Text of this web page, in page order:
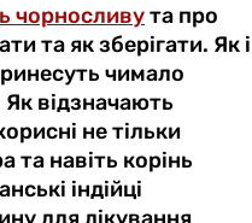
чорносливута про
та як зберігати. Як і
чимало
відзначають
не тільки
та навіть корінь
індійці